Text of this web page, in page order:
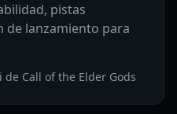
pistas
de lanzamiento para
de Call of the Elder Gods